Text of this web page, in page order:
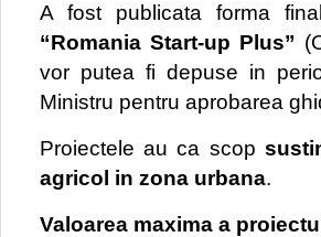
A fost publicata forma
“Romania Start-up Plus”
vor putea fi depuse in
Ministru pentru aprobarea
Proiectele au ca scop
agricol in zona urbana.
Valoarea maxima a